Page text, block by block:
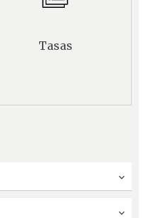
Tasas